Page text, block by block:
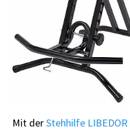
Mit derStehhilfe LIBEDOR